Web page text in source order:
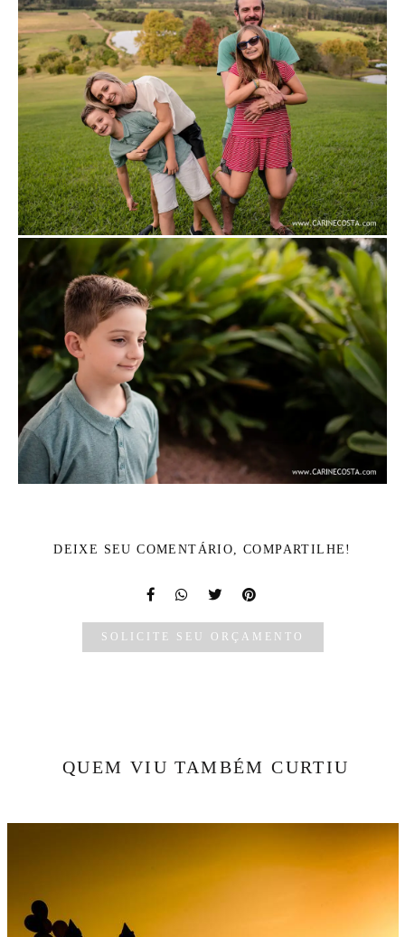
DEIXE SEU COMENTÁRIO, COMPARTILHE!
SOLICITE SEU ORÇAMENTO
QUEM VIU TAMBÉM CURTIU